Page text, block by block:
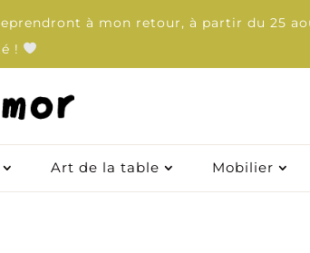
à mon retour, à partir du 25
!
Art de la table Mobilier